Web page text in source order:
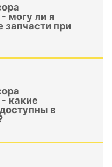
могу ли я
запчасти при
какие
в